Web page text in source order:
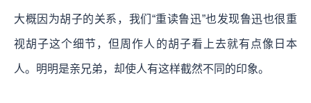
大概因为胡子的关系，我们“重读鲁迅”也发现鲁迅也很重
视胡子这个细节，但周作人的胡子看上去就有点像日本
人。明明是亲兄弟，却使人有这样截然不同的印象。